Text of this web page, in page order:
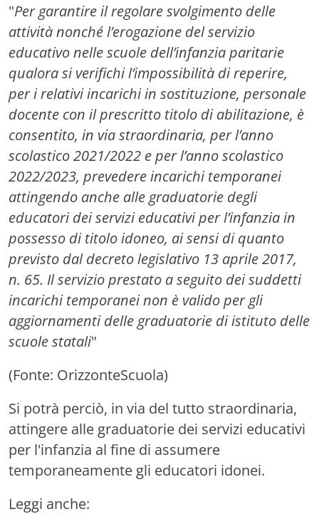
"Per garantire il regolare svolgimento delle
attività nonché l’erogazione del servizio
educativo nelle scuole dell’infanzia paritarie
qualora si verifichi l’impossibilità di reperire,
per i relativi incarichi in sostituzione, personale
docente con il prescritto titolo di abilitazione, è
consentito, in via straordinaria, per l’anno
scolastico 2021/2022 e per l’anno scolastico
2022/2023, prevedere incarichi temporanei
attingendo anche alle graduatorie degli
educatori dei servizi educativi per l’infanzia in
possesso di titolo idoneo, ai sensi di quanto
previsto dal decreto legislativo 13 aprile 2017,
n. 65. Il servizio prestato a seguito dei suddetti
incarichi temporanei non è valido per gli
aggiornamenti delle graduatorie di istituto delle
scuole statali"
(Fonte: OrizzonteScuola)
Si potrà perciò, in via del tutto straordinaria,
attingere alle graduatorie dei servizi educativi
per l'infanzia al fine di assumere
temporaneamente gli educatori idonei.
Leggi anche: